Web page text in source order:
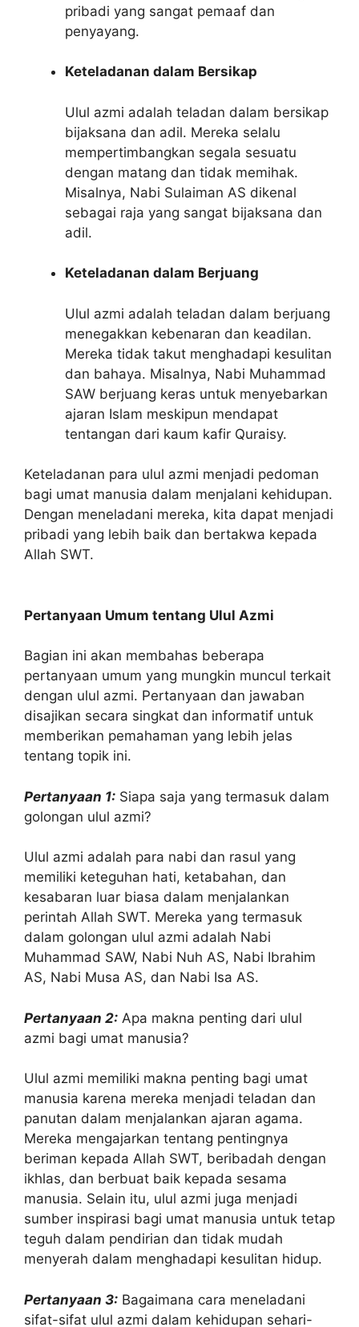
pribadi yang sangat pemaaf dan
penyayang.
Keteladanan dalam Bersikap
Ulul azmi adalah teladan dalam bersikap
bijaksana dan adil. Mereka selalu
mempertimbangkan segala sesuatu
dengan matang dan tidak memihak.
Misalnya, Nabi Sulaiman AS dikenal
sebagai raja yang sangat bijaksana dan
adil.
Keteladanan dalam Berjuang
Ulul azmi adalah teladan dalam berjuang
menegakkan kebenaran dan keadilan.
Mereka tidak takut menghadapi kesulitan
dan bahaya. Misalnya, Nabi Muhammad
SAW berjuang keras untuk menyebarkan
ajaran Islam meskipun mendapat
tentangan dari kaum kafir Quraisy.
Keteladanan para ulul azmi menjadi pedoman
bagi umat manusia dalam menjalani kehidupan.
Dengan meneladani mereka, kita dapat menjadi
pribadi yang lebih baik dan bertakwa kepada
Allah SWT.
Pertanyaan Umum tentang Ulul Azmi
Bagian ini akan membahas beberapa
pertanyaan umum yang mungkin muncul terkait
dengan ulul azmi. Pertanyaan dan jawaban
disajikan secara singkat dan informatif untuk
memberikan pemahaman yang lebih jelas
tentang topik ini.
Pertanyaan 1: Siapa saja yang termasuk dalam
golongan ulul azmi?
Ulul azmi adalah para nabi dan rasul yang
memiliki keteguhan hati, ketabahan, dan
kesabaran luar biasa dalam menjalankan
perintah Allah SWT. Mereka yang termasuk
dalam golongan ulul azmi adalah Nabi
Muhammad SAW, Nabi Nuh AS, Nabi Ibrahim
AS, Nabi Musa AS, dan Nabi Isa AS.
Pertanyaan 2: Apa makna penting dari ulul
azmi bagi umat manusia?
Ulul azmi memiliki makna penting bagi umat
manusia karena mereka menjadi teladan dan
panutan dalam menjalankan ajaran agama.
Mereka mengajarkan tentang pentingnya
beriman kepada Allah SWT, beribadah dengan
ikhlas, dan berbuat baik kepada sesama
manusia. Selain itu, ulul azmi juga menjadi
sumber inspirasi bagi umat manusia untuk tetap
teguh dalam pendirian dan tidak mudah
menyerah dalam menghadapi kesulitan hidup.
Pertanyaan 3: Bagaimana cara meneladani
sifat-sifat ulul azmi dalam kehidupan sehari-